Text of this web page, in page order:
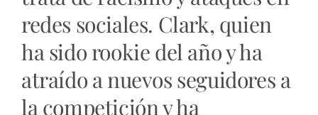
redes sociales. Clark, quien
ha sido rookie del año y ha
atraído a nuevos seguidores a
la competición y ha